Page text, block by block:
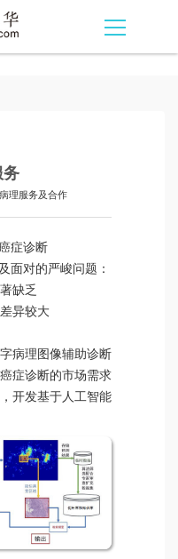
理服务及合作
症诊断
面对的严峻问题：
缺乏
异较大
病理图像辅助诊断
症诊断的市场需求
开发基于人工智能